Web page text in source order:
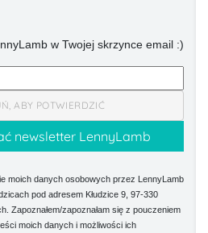
w Twojej skrzynce email :)
ABY POTWIERDZIĆ
moich danych osobowych przez LennyLamb
pod adresem Kłudzice 9, 97-330
Zapoznałem/zapoznałam się z pouczeniem
moich danych i możliwości ich